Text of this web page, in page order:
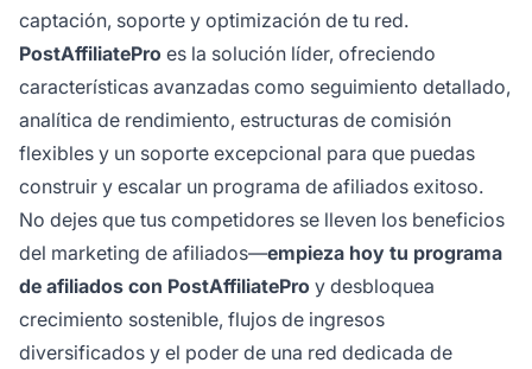
captación, soporte y optimización de tu red.
PostAffiliatePro es la solución líder, ofreciendo
características avanzadas como seguimiento detallado,
analítica de rendimiento, estructuras de comisión
flexibles y un soporte excepcional para que puedas
construir y escalar un programa de afiliados exitoso.
No dejes que tus competidores se lleven los beneficios
del marketing de afiliados—empieza hoy tu programa
de afiliados con PostAffiliatePro y desbloquea
crecimiento sostenible, flujos de ingresos
diversificados y el poder de una red dedicada de